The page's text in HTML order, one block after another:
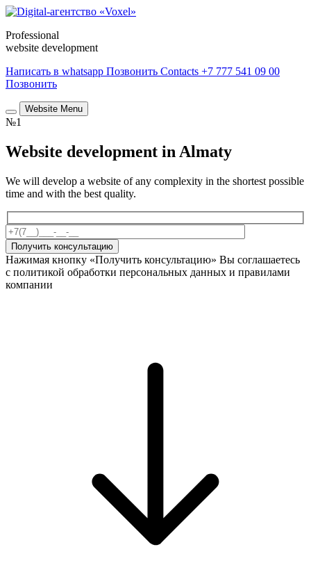
Professional
website development
Написать в whatsapp Позвонить Contacts +7 777 541 09 00
Позвонить
Website Menu
№1
Website development in Almaty
We will develop a website of any complexity in the shortest possible
time and with the best quality.
Получить консультацию
Нажимая кнопку «Получить консультацию» Вы соглашаетесь
с политикой обработки персональных данных и правилами
компании